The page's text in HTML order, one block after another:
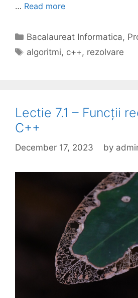
… Read more
Categories
Bacalaureat Informatica,
Tags
algoritmi, c++, rezolvare
Lectie 7.1 – Funcții
C++
December 17, 2023 by